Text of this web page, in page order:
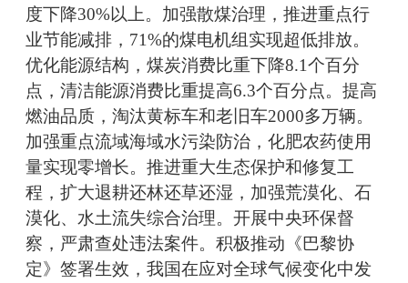
度下降30%以上。加强散煤治理，推进重点行
业节能减排，71%的煤电机组实现超低排放。
优化能源结构，煤炭消费比重下降8.1个百分
点，清洁能源消费比重提高6.3个百分点。提高
燃油品质，淘汰黄标车和老旧车2000多万辆。
加强重点流域海域水污染防治，化肥农药使用
量实现零增长。推进重大生态保护和修复工
程，扩大退耕还林还草还湿，加强荒漠化、石
漠化、水土流失综合治理。开展中央环保督
察，严肃查处违法案件。积极推动《巴黎协
定》签署生效，我国在应对全球气候变化中发